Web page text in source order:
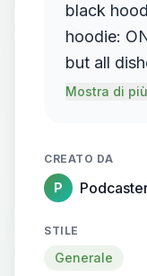
black
hoodie:
but all
Mostra di più
CREATO DA
P
STILE
Generale